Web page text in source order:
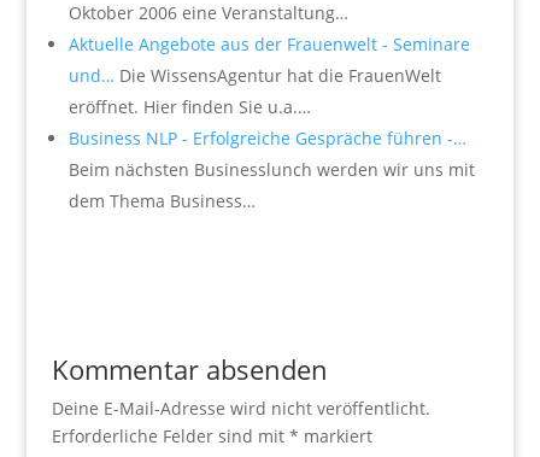
Oktober 2006 eine Veranstaltung…
Aktuelle Angebote aus der Frauenwelt - Seminare
und… Die WissensAgentur hat die FrauenWelt
eröffnet. Hier finden Sie u.a.…
Business NLP - Erfolgreiche Gespräche führen -…
Beim nächsten Businesslunch werden wir uns mit
dem Thema Business…
Kommentar absenden
Deine E-Mail-Adresse wird nicht veröffentlicht.
Erforderliche Felder sind mit * markiert